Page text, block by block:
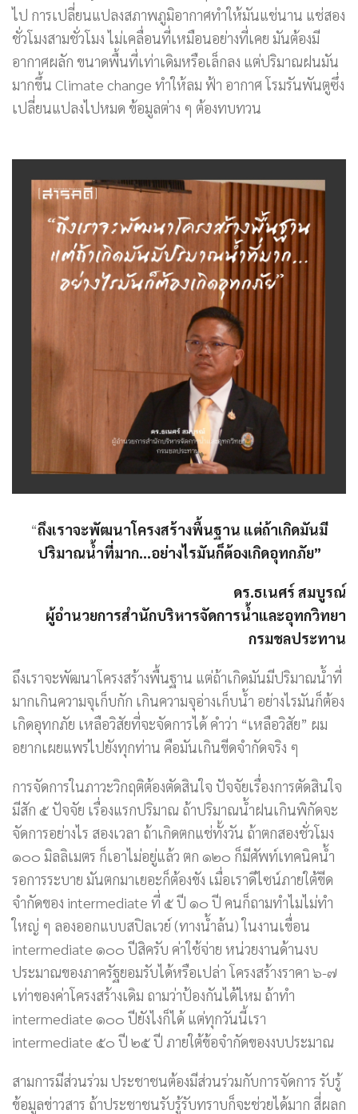
ไป การเปลี่ยนแปลงสภาพภูมิอากาศทำให้มันแช่นาน แช่สอง
ชั่วโมงสามชั่วโมง ไม่เคลื่อนที่เหมือนอย่างที่เคย มันต้องมี
อากาศผลัก ขนาดพื้นที่เท่าเดิมหรือเล็กลง แต่ปริมาณฝนมัน
มากขึ้น Climate change ทำให้ลม ฟ้า อากาศ โรมรันพันตูซึ่ง
เปลี่ยนแปลงไปหมด ข้อมูลต่าง ๆ ต้องทบทวน
“ถึงเราจะพัฒนาโครงสร้างพื้นฐาน แต่ถ้าเกิดมันมี
ปริมาณน้ำที่มาก…อย่างไรมันก็ต้องเกิดอุทกภัย”
ดร.ธเนศร์ สมบูรณ์
ผู้อำนวยการสำนักบริหารจัดการน้ำและอุทกวิทยา
กรมชลประทาน
ถึงเราจะพัฒนาโครงสร้างพื้นฐาน แต่ถ้าเกิดมันมีปริมาณน้ำที่
มากเกินความจุเก็บกัก เกินความจุอ่างเก็บน้ำ อย่างไรมันก็ต้อง
เกิดอุทกภัย เหลือวิสัยที่จะจัดการได้ คำว่า “เหลือวิสัย” ผม
อยากเผยแพร่ไปยังทุกท่าน คือมันเกินขีดจำกัดจริง ๆ
การจัดการในภาวะวิกฤติต้องตัดสินใจ ปัจจัยเรื่องการตัดสินใจ
มีสัก ๕ ปัจจัย เรื่องแรกปริมาณ ถ้าปริมาณน้ำฝนเกินพิกัดจะ
จัดการอย่างไร สองเวลา ถ้าเกิดตกแช่ทั้งวัน ถ้าตกสองชั่วโมง
๑๐๐ มิลลิเมตร ก็เอาไม่อยู่แล้ว ตก ๑๒๐ ก็มีศัพท์เทคนิคน้ำ
รอการระบาย มันตกมาเยอะก็ต้องขัง เมื่อเราดีไซน์ภายใต้ขีด
จำกัดของ intermediate ที่ ๕ ปี ๑๐ ปี คนก็ถามทำไมไม่ทำ
ใหญ่ ๆ ลองออกแบบสปิลเวย์ (ทางน้ำล้น) ในงานเขื่อน
intermediate ๑๐๐ ปีสิครับ ค่าใช้จ่าย หน่วยงานด้านงบ
ประมาณของภาครัฐยอมรับได้หรือเปล่า โครงสร้างราคา ๖-๗
เท่าของค่าโครงสร้างเดิม ถามว่าป้องกันได้ไหม ถ้าทำ
intermediate ๑๐๐ ปียังไงก็ได้ แต่ทุกวันนี้เรา
intermediate ๕๐ ปี ๒๕ ปี ภายใต้ข้อจำกัดของงบประมาณ
สามการมีส่วนร่วม ประชาชนต้องมีส่วนร่วมกับการจัดการ รับรู้
ข้อมูลข่าวสาร ถ้าประชาชนรับรู้รับทราบก็จะช่วยได้มาก สี่ผลก